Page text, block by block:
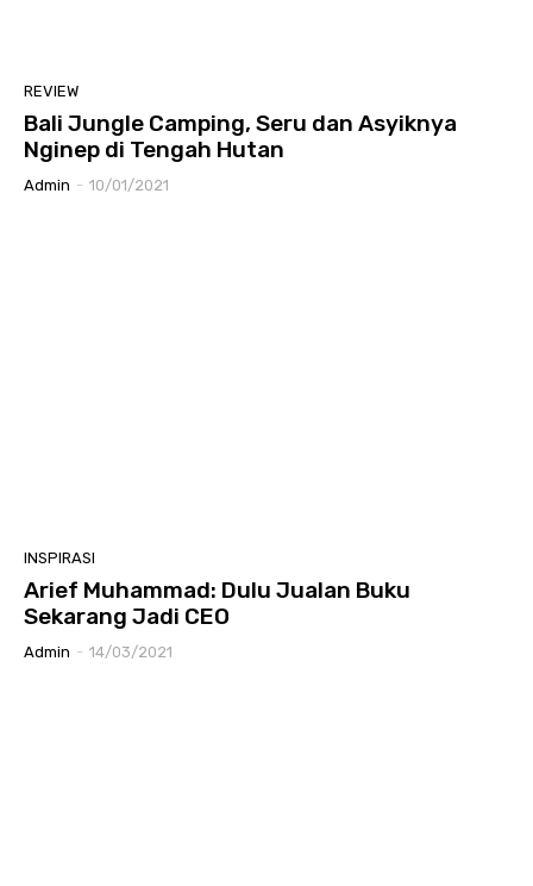
REVIEW
Bali Jungle Camping, Seru dan Asyiknya
Nginep di Tengah Hutan
Admin - 10/01/2021
INSPIRASI
Arief Muhammad: Dulu Jualan Buku
Sekarang Jadi CEO
Admin - 14/03/2021